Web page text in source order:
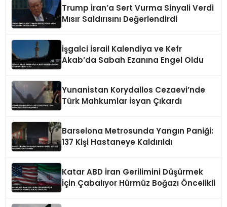
Trump İran’a Sert Vurma Sinyali Verdi
Mısır Saldırısını Değerlendirdi
İşgalci İsrail Kalendiya ve Kefr
Akab’da Sabah Ezanına Engel Oldu
Yunanistan Korydallos Cezaevi’nde
Türk Mahkumlar İsyan Çıkardı
Barselona Metrosunda Yangın Paniği:
137 Kişi Hastaneye Kaldırıldı
Katar ABD İran Gerilimini Düşürmek
İçin Çabalıyor Hürmüz Boğazı Öncelikli